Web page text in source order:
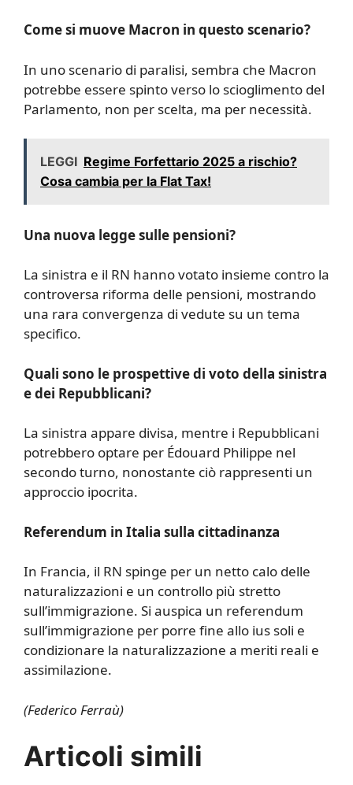
Come si muove Macron in questo scenario?
In uno scenario di paralisi, sembra che Macron
potrebbe essere spinto verso lo scioglimento del
Parlamento, non per scelta, ma per necessità.
LEGGI Regime Forfettario 2025 a rischio?
Cosa cambia per la Flat Tax!
Una nuova legge sulle pensioni?
La sinistra e il RN hanno votato insieme contro la
controversa riforma delle pensioni, mostrando
una rara convergenza di vedute su un tema
specifico.
Quali sono le prospettive di voto della sinistra
e dei Repubblicani?
La sinistra appare divisa, mentre i Repubblicani
potrebbero optare per Édouard Philippe nel
secondo turno, nonostante ciò rappresenti un
approccio ipocrita.
Referendum in Italia sulla cittadinanza
In Francia, il RN spinge per un netto calo delle
naturalizzazioni e un controllo più stretto
sull’immigrazione. Si auspica un referendum
sull’immigrazione per porre fine allo ius soli e
condizionare la naturalizzazione a meriti reali e
assimilazione.
(Federico Ferraù)
Articoli simili